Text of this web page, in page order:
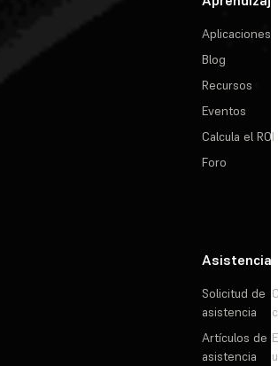
Aplicaciones
Blog
Recursos
Eventos
Calcula el ROI
Foro
Asistencia
Solicitud de
asistencia
Artículos de
asistencia